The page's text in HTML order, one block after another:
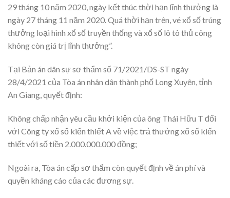
29 tháng 10 năm 2020, ngày kết thúc thời hạn lĩnh thưởng là
ngày 27 tháng 11 năm 2020. Quá thời hạn trên, vé xổ số trúng
thưởng loại hình xổ số truyền thống và xổ số lô tô thủ công
không còn giá trị lĩnh thưởng”.
Tại Bản án dân sự sơ thẩm số 71/2021/DS-ST ngày
28/4/2021 của Tòa án nhân dân thành phố Long Xuyên, tỉnh
An Giang, quyết định:
Không chấp nhận yêu cầu khởi kiện của ông Thái Hữu T đối
với Công ty xổ số kiến thiết A về việc trả thưởng xổ số kiến
thiết với số tiền 2.000.000.000 đồng;
Ngoài ra, Tòa án cấp sơ thẩm còn quyết định về án phí và
quyền kháng cáo của các đương sự.